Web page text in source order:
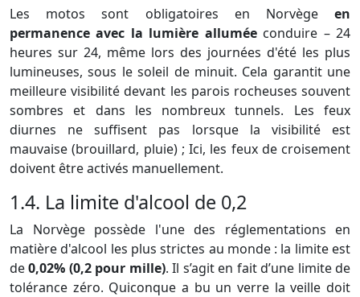
Les motos sont obligatoires en Norvège en
permanence avec la lumière alluméeconduire – 24
heures sur 24, même lors des journées d'été les plus
lumineuses, sous le soleil de minuit. Cela garantit une
meilleure visibilité devant les parois rocheuses souvent
sombres et dans les nombreux tunnels. Les feux
diurnes ne suffisent pas lorsque la visibilité est
mauvaise (brouillard, pluie) ; Ici, les feux de croisement
doivent être activés manuellement.
1.4. La limite d'alcool de 0,2
La Norvège possède l'une des réglementations en
matière d'alcool les plus strictes au monde : la limite est
de0,02% (0,2 pour mille). Il s’agit en fait d’une limite de
tolérance zéro. Quiconque a bu un verre la veille doit